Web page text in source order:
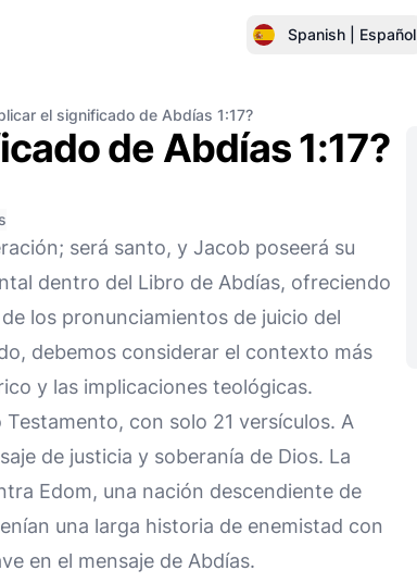
Spanish | Español
el significado de Abdías 1:17?
de Abdías 1:17?
será santo, y Jacob poseerá su
dentro del Libro de Abdías, ofreciendo
los pronunciamientos de juicio del
debemos considerar el contexto más
y las implicaciones teológicas.
con solo 21 versículos. A
de justicia y soberanía de Dios. La
Edom, una nación descendiente de
una larga historia de enemistad con
en el mensaje de Abdías.